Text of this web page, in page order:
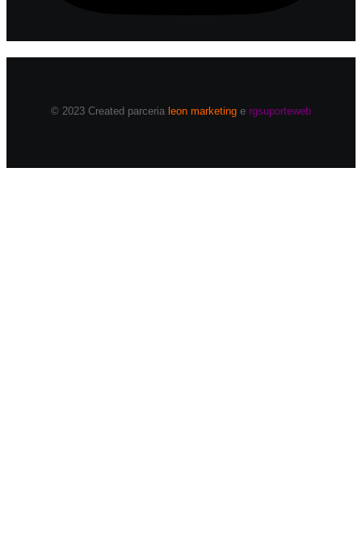
© 2023 Created parceria leon marketing e rgsuporteweb